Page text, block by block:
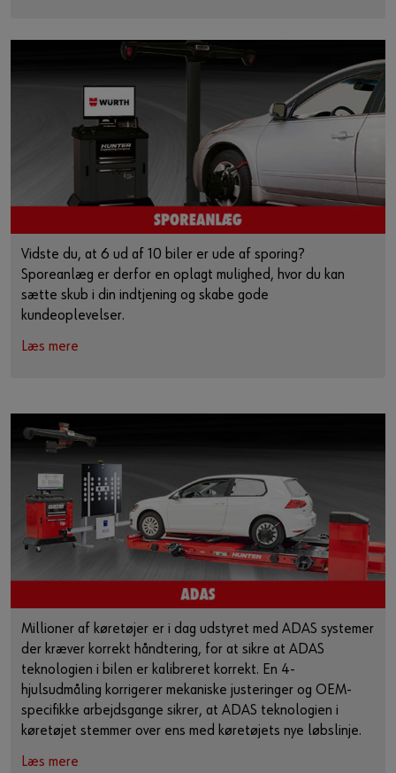
Vidste du, at 6 ud af 10 biler er ude af sporing?
Sporeanlæg er derfor en oplagt mulighed, hvor du kan
sætte skub i din indtjening og skabe gode
kundeoplevelser.
Læs mere
Millioner af køretøjer er i dag udstyret med ADAS systemer
der kræver korrekt håndtering, for at sikre at ADAS
teknologien i bilen er kalibreret korrekt. En 4-
hjulsudmåling korrigerer mekaniske justeringer og OEM-
specifikke arbejdsgange sikrer, at ADAS teknologien i
køretøjet stemmer over ens med køretøjets nye løbslinje.
Læs mere